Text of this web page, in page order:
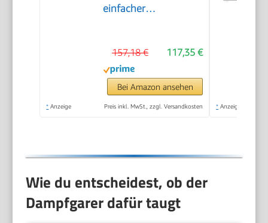
einfacher
auf 3 Ebenen,
Behälter aus
Edelstahl, langlebige
Qualität, gesunde
117,35 €
157,18 €
Bei Amazon ansehen
* Anzeige Preis inkl. MwSt., zzgl. Versandkosten * Anzeige
Wie du entscheidest, ob der
Dampfgarer dafür taugt